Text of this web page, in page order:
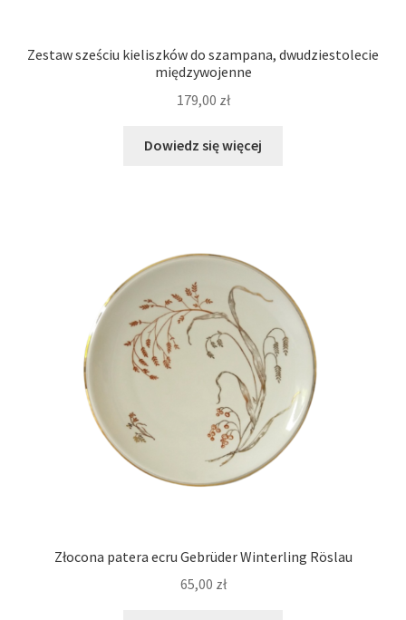
Zestaw sześciu kieliszków do szampana, dwudziestolecie
międzywojenne
179,00 zł
Dowiedz się więcej
Złocona patera ecru Gebrüder Winterling Röslau
65,00 zł